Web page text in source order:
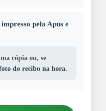
pela Apus e
cópia ou, se
do recibo na hora.